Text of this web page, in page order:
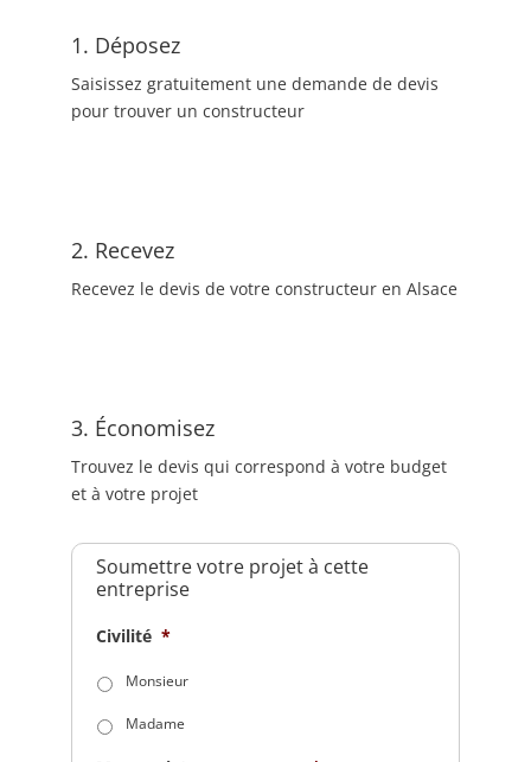
1. Déposez
Saisissez gratuitement une demande de devis
pour trouver un constructeur
2. Recevez
Recevez le devis de votre constructeur en Alsace
3. Économisez
Trouvez le devis qui correspond à votre budget
et à votre projet
Soumettre votre projet à cette
entreprise
Civilité *
Monsieur
Madame